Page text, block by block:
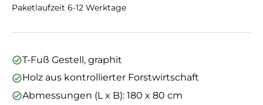
Paketlaufzeit 6-12 Werktage
T-Fuß Gestell, graphit
Holz aus kontrollierter Forstwirtschaft
Abmessungen (L x B): 180 x 80 cm